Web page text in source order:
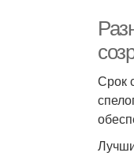
Срок